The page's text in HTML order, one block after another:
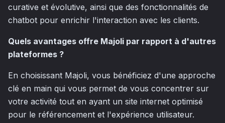
curative et évolutive, ainsi que des fonctionnalités de
chatbot pour enrichir l'interaction avec les clients.
Quels avantages offre Majoli par rapport à d'autres
plateformes ?
En choisissant Majoli, vous bénéficiez d'une approche
clé en main qui vous permet de vous concentrer sur
votre activité tout en ayant un site internet optimisé
pour le référencement et l'expérience utilisateur.